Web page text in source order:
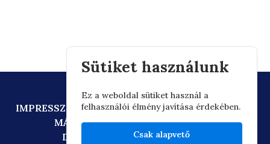
IMPRESSZUMADATVÉDELEMTECHNIKAI AJÁNLÁS
MÁSOLATKÉSZÍTÉSI SZABÁLYZAT
DIGITÁLIS ÁLLAMPOLGÁRSÁG
Sütiket használunk
Ez a weboldal sütiket használ a
felhasználói élmény javítása érdekében.
Csak alapvető